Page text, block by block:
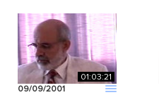
01:03:21
09/09/2001